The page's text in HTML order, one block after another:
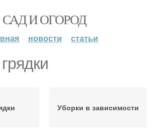
САД И ОГОРОД
новости статьи
Уборки в зависимости